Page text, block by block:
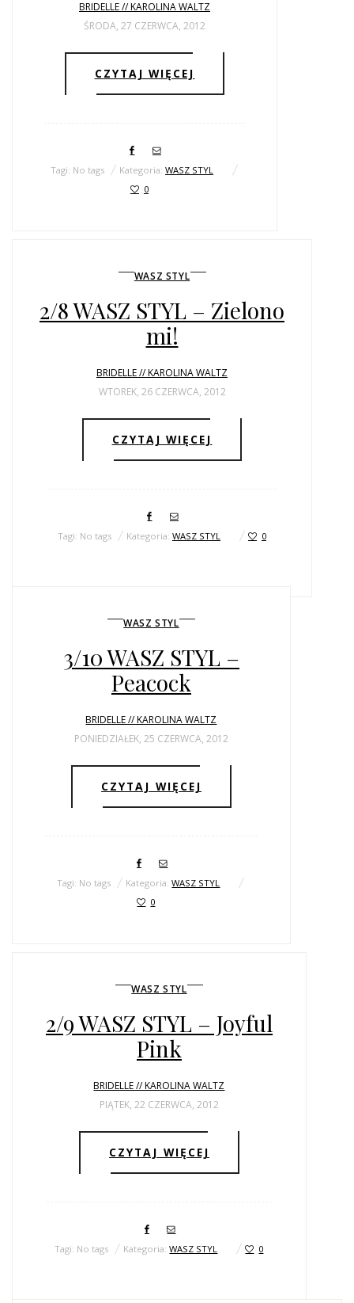
BRIDELLE // KAROLINA WALTZ
ŚRODA, 27 CZERWCA, 2012
CZYTAJ WIĘCEJ
Tagi: No tags Kategoria: WASZ STYL
0
WASZ STYL
2/8 WASZ STYL – Zielono
mi!
BRIDELLE // KAROLINA WALTZ
WTOREK, 26 CZERWCA, 2012
CZYTAJ WIĘCEJ
Tagi: No tags Kategoria: WASZ STYL 0
WASZ STYL
3/10 WASZ STYL –
Peacock
BRIDELLE // KAROLINA WALTZ
PONIEDZIAŁEK, 25 CZERWCA, 2012
CZYTAJ WIĘCEJ
Tagi: No tags Kategoria:WASZ STYL
0
WASZ STYL
2/9 WASZ STYL – Joyful
Pink
BRIDELLE // KAROLINA WALTZ
PIĄTEK, 22 CZERWCA, 2012
CZYTAJ WIĘCEJ
Tagi: No tags Kategoria:WASZ STYL 0